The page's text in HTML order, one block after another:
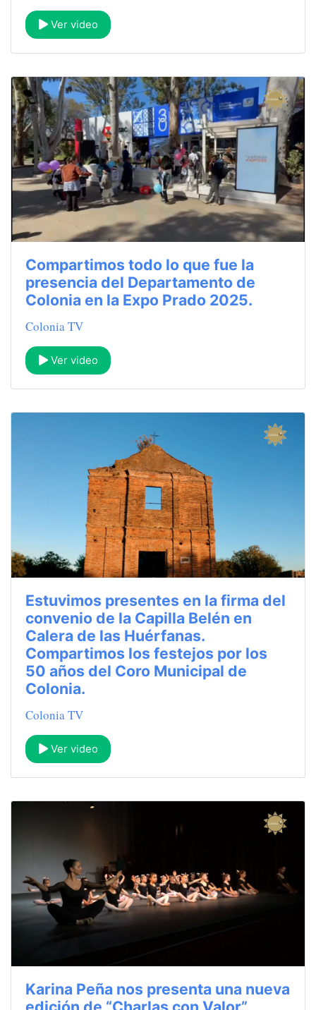
Ver video
Compartimos todo lo que fue la
presencia del Departamento de
Colonia en la Expo Prado 2025.
Colonia TV
Ver video
Estuvimos presentes en la firma del
convenio de la Capilla Belén en
Calera de las Huérfanas.
Compartimos los festejos por los
50 años del Coro Municipal de
Colonia.
Colonia TV
Ver video
Karina Peña nos presenta una nueva